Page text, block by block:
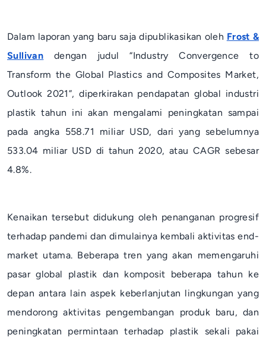
Dalam laporan yang baru saja dipublikasikan oleh Frost &
Sullivan dengan judul “Industry Convergence to
Transform the Global Plastics and Composites Market,
Outlook 2021”, diperkirakan pendapatan global industri
plastik tahun ini akan mengalami peningkatan sampai
pada angka 558.71 miliar USD, dari yang sebelumnya
533.04 miliar USD di tahun 2020, atau CAGR sebesar
4.8%.
Kenaikan tersebut didukung oleh penanganan progresif
terhadap pandemi dan dimulainya kembali aktivitasend-
market utama. Beberapa tren yang akan memengaruhi
pasar global plastik dan komposit beberapa tahun ke
depan antara lain aspek keberlanjutan lingkungan yang
mendorong aktivitas pengembangan produk baru, dan
peningkatan permintaan terhadap plastik sekali pakai